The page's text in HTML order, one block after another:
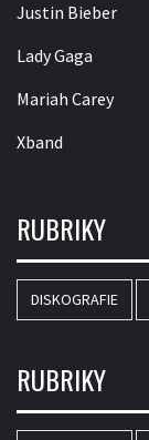
Justin Bieber
Lady Gaga
Mariah Carey
Xband
RUBRIKY
DISKOGRAFIE
RUBRIKY